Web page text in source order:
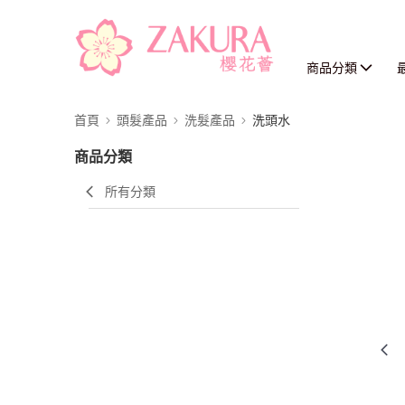
商品分類
首頁 頭髮產品 洗髮產品 洗頭水
商品分類
所有分類